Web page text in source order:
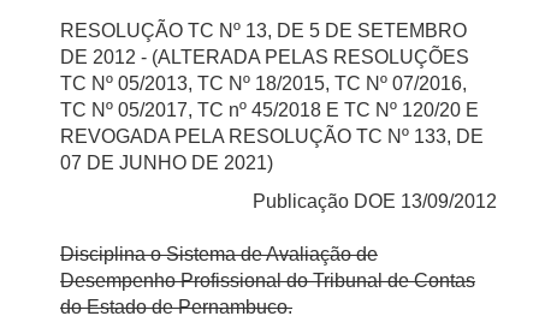
RESOLUÇÃO TC Nº 13, DE 5 DE SETEMBRO
DE 2012 - (ALTERADA PELAS RESOLUÇÕES
TC Nº 05/2013, TC Nº 18/2015, TC Nº 07/2016,
TC Nº 05/2017, TC nº 45/2018 E TC Nº 120/20 E
REVOGADA PELA RESOLUÇÃO TC Nº 133, DE
07 DE JUNHO DE 2021)
Publicação DOE 13/09/2012
Disciplina o Sistema de Avaliação de
Desempenho Profissional do Tribunal de Contas
do Estado de Pernambuco.